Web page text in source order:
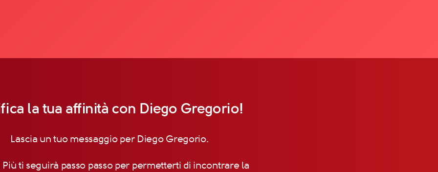
la tua affinità con Diego Gregorio!
Lascia un tuo messaggio per Diego Gregorio.
Più ti seguirà passo passo per permetterti di incontrare la